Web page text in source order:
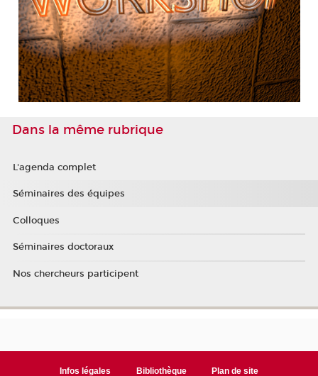
Dans la même rubrique
L'agenda complet
Séminaires des équipes
Colloques
Séminaires doctoraux
Nos chercheurs participent
Infos légales Bibliothèque Plan de site